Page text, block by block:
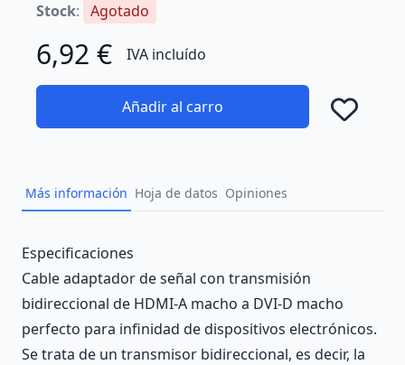
Stock: Agotado
6,92 € IVA incluído
Añadir al carro
Más información Hoja de datos Opiniones
Description
Especificaciones
Cable adaptador de señal con transmisión
bidireccional de HDMI-A macho a DVI-D macho
perfecto para infinidad de dispositivos electrónicos.
Se trata de un transmisor bidireccional, es decir, la